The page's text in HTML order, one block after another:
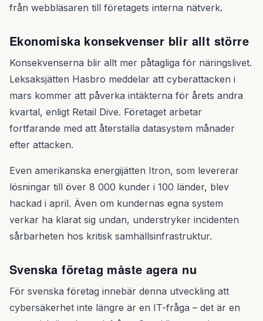
från webbläsaren till företagets interna nätverk.
Ekonomiska konsekvenser blir allt större
Konsekvenserna blir allt mer påtagliga för näringslivet.
Leksaksjätten Hasbro meddelar att cyberattacken i
mars kommer att påverka intäkterna för årets andra
kvartal, enligt Retail Dive. Företaget arbetar
fortfarande med att återställa datasystem månader
efter attacken.
Even amerikanska energijätten Itron, som levererar
lösningar till över 8 000 kunder i 100 länder, blev
hackad i april. Även om kundernas egna system
verkar ha klarat sig undan, understryker incidenten
sårbarheten hos kritisk samhällsinfrastruktur.
Svenska företag måste agera nu
För svenska företag innebär denna utveckling att
cybersäkerhet inte längre är en IT-fråga – det är en